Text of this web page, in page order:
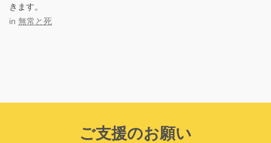
きます。
in 無常と死
ご支援のお願い